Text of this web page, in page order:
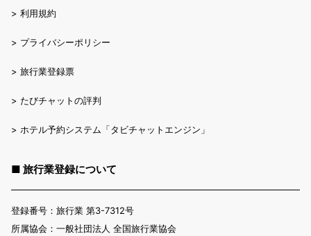
> 利用規約
> プライバシーポリシー
> 旅行業登録票
> たびチャットの評判
> ホテル予約システム「タビチャットエンジン」
■ 旅行業登録について
登録番号：旅行業 第3-7312号
所属協会：一般社団法人 全国旅行業協会